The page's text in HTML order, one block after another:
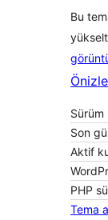
Bu
Sürüm
Son
Aktif
PHP
Tema